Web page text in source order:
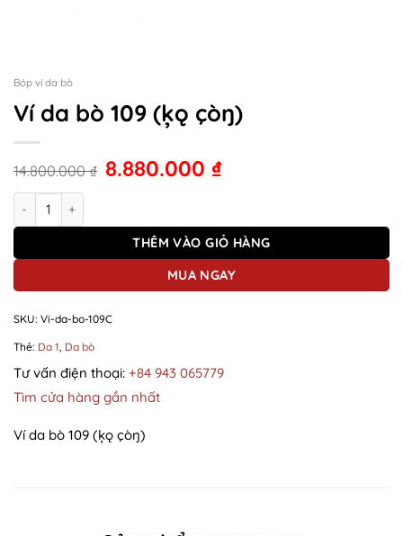
Bóp ví da bò
Ví da bò 109 (ķǫ çòŋ)
14.800.000₫ 8.880.000 ₫
Ví da bò 109 (ķǫ çòŋ) số lượng
THÊM VÀO GIỎ HÀNG
MUA NGAY
SKU: Vi-da-bo-109C
Thẻ: Da 1, Da bò
Tư vấn điện thoại: +84 943 065779
Tìm cửa hàng gần nhất
Ví da bò 109 (ķǫ çòŋ)